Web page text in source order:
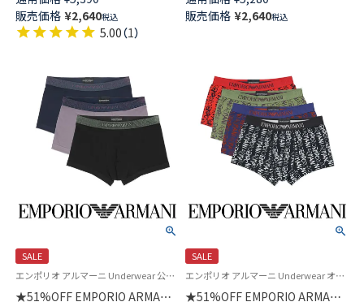
ド ロゴ ボクサーパンツ 前閉じ
メンズ 54045069
販売価格 ¥2,640税込
5.00（1）
ァイバー ブリーフ パンツ 前閉
じ EUサイズ メンズ 54007750
販売価格 ¥2,640税込
SALE
エンポリオ アルマーニ Underwear 公式 紳士 下着 アンダーウェア
★51%OFF EMPORIO ARMANI
SALE
エンポリオ アルマーニ Underwear オールオーバーロゴ 公式オンラインショップ 紳士 下着 アンダーウェア
★51%OFF EMPORIO ARMANI